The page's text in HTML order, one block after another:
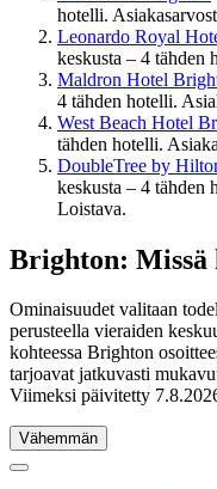
hotelli.
Leonardo Royal
keskusta – 4 tähden
Maldron Hotel
4 tähden hotelli.
West Beach Hotel
tähden hotelli.
DoubleTree by
keskusta – 4 tähden
Loistava.
Brighton: Missä
Ominaisuudet valitaan
perusteella vieraiden
kohteessa Brighton
tarjoavat jatkuvasti
Viimeksi päivitetty
Vähemmän